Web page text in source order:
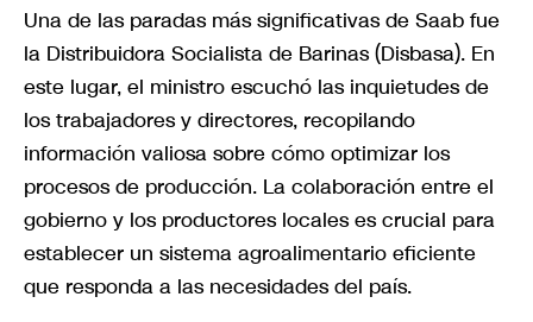
Una de las paradas más significativas de Saab fue
la Distribuidora Socialista de Barinas (Disbasa). En
este lugar, el ministro escuchó las inquietudes de
los trabajadores y directores, recopilando
información valiosa sobre cómo optimizar los
procesos de producción. La colaboración entre el
gobierno y los productores locales es crucial para
establecer un sistema agroalimentario eficiente
que responda a las necesidades del país.